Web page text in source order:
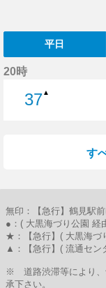
平日
20時
37▲
す
無印：【急行】鶴見駅前
●：( 大黒海づり公園 経
★：【急行】( 大黒海づ
▲：【急行】( 流通セン
※ 道路渋滞等により、
承下さい。